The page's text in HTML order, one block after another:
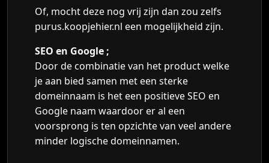
Of, mocht deze nog vrij zijn dan zou zelfs
purus.koopjehier.nl een mogelijkheid zijn.
SEO en Google ;
Door de combinatie van het product welke
je aan bied samen met een sterke
domeinnaam is het een positieve SEO en
Google naam waardoor er al een
voorsprong is ten opzichte van veel andere
minder logische domeinnamen.